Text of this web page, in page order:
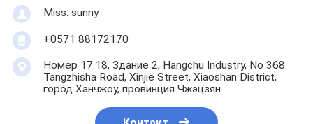
Miss. sunny
+0571 88172170
Номер 17.18, Здание 2, Hangchu Industry, No 368
Tangzhisha Road, Xinjie Street, Xiaoshan District,
город Ханчжоу, провинция Чжэцзян